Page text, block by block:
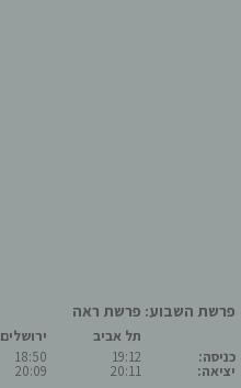
פרשת השבוע: פרשת ראה
כניסה:
יציאה:
תל אביב
19:12
20:11
ירושלים
18:50
20:09